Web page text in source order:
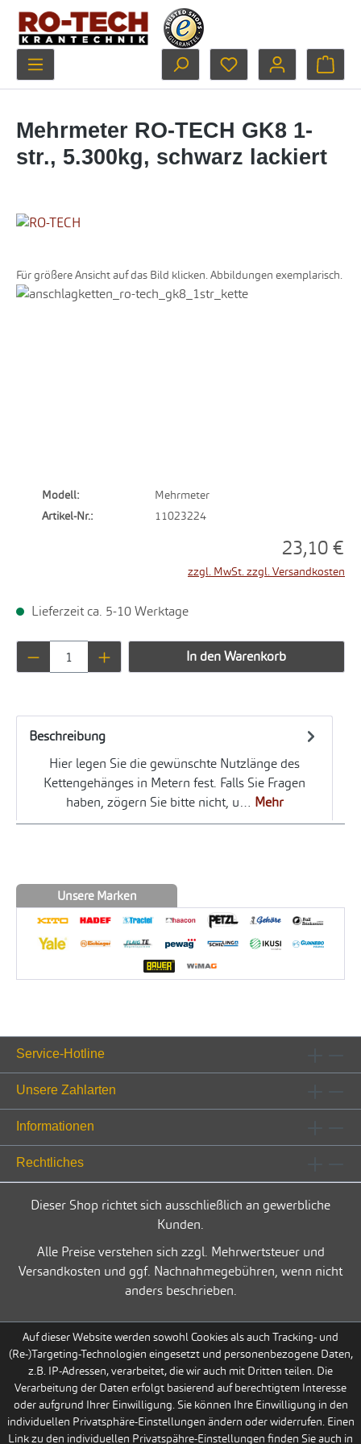
Zum Hauptinhalt springen
Du hast 0 Produkte
Mehrmeter RO-TECH GK8 1-
str., 5.300kg, schwarz lackiert
Für größere Ansicht auf das Bild klicken. Abbildungen exemplarisch.
Bildergalerie überspringen
Modell:
Mehrmeter
Artikel-Nr.:
11023224
23,10 €
zzgl. MwSt. zzgl. Versandkosten
Lieferzeit ca. 5-10 Werktage
Produkt Anzahl: Gib den gewünschten
In den Warenkorb
Beschreibung
Hier legen Sie die gewünschte Nutzlänge des
Kettengehänges in Metern fest. Falls Sie Fragen
haben, zögern Sie bitte nicht, u… Mehr
Unsere Marken
Service-Hotline
Unsere Zahlarten
Informationen
Rechtliches
Dieser Shop richtet sich ausschließlich an gewerbliche
Kunden.
Alle Preise verstehen sich zzgl. Mehrwertsteuer und
Versandkosten und ggf. Nachnahmegebühren, wenn nicht
anders beschrieben.
Auf dieser Website werden sowohl Cookies als auch Tracking- und
(Re-)Targeting-Technologien eingesetzt und personenbezogene Daten,
z.B. IP-Adressen, verarbeitet, die wir auch mit Dritten teilen. Die
Verarbeitung der Daten erfolgt basierend auf berechtigtem Interesse
oder aufgrund Ihrer Einwilligung. Sie können Ihre Einwilligung in den
individuellen Privatsphäre-Einstellungen ändern oder widerrufen. Einen
Link zu den individuellen Privatspähre-Einstellungen finden Sie auch in